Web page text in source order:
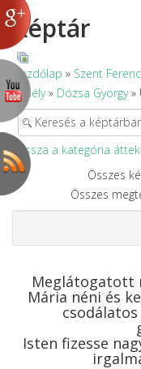
Képtár
Kezdőlap » Szent
Erdély» Dózsa György»
Vissza a kategória
Összes
Összes
Meglátogatott
Mária néni és
Isten fizesse